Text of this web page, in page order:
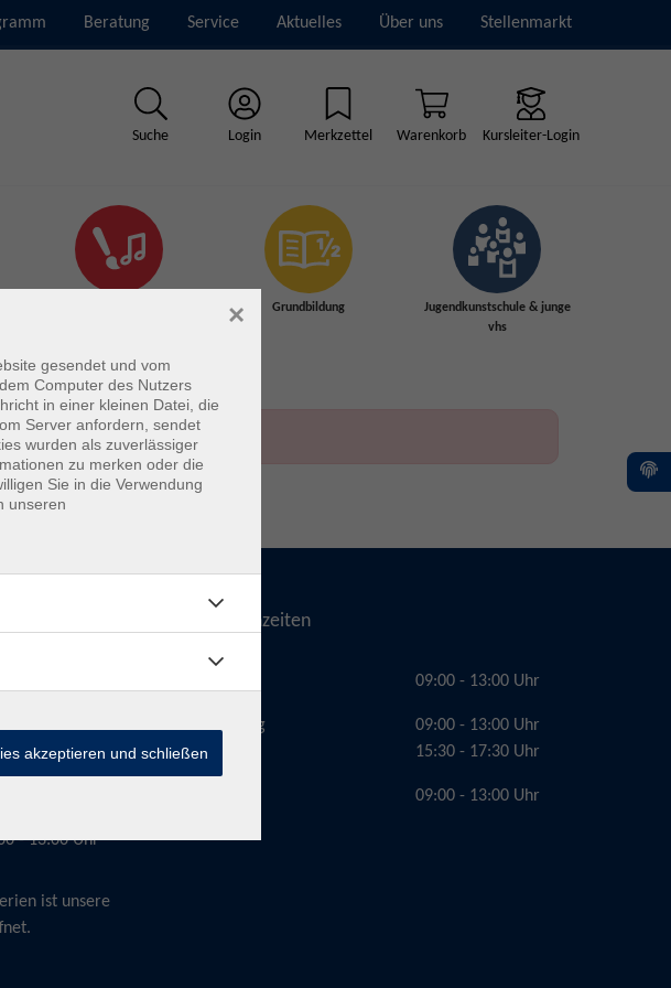
Beratung Service Aktuelles Über uns Stellenmarkt
Suche Login Merkzettel Warenkorb Kursleiter-Login
Grundbildung
Jugendkunstschule & junge
vhs
- 17:30 Uhr
- 13:00 Uhr
ist unsere
Telefonzeiten
Dienstag
09:00 - 13:00 Uhr
09:00 - 13:00 Uhr
15:30 - 17:30 Uhr
09:00 - 13:00 Uhr
gesendet und vom
Computer des Nutzers
in einer kleinen Datei, die
Server anfordern, sendet
wurden als zuverlässiger
zu merken oder die
Sie in die Verwendung
unseren
×
akzeptieren und schließen